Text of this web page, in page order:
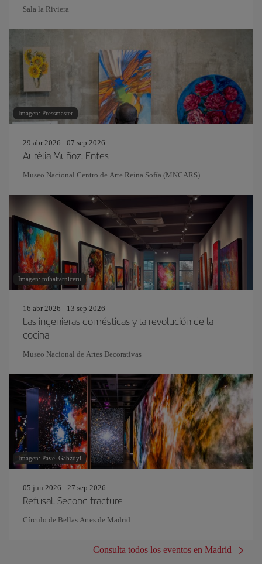
Sala la Riviera
Imagen: Pressmaster
29 abr 2026 - 07 sep 2026
Aurèlia Muñoz. Entes
Museo Nacional Centro de Arte Reina Sofía (MNCARS)
Imagen: mihaitarniceru
16 abr 2026 - 13 sep 2026
Las ingenieras domésticas y la revolución de la
cocina
Museo Nacional de Artes Decorativas
Imagen: Pavel Gabzdyl
05 jun 2026 - 27 sep 2026
Refusal. Second fracture
Círculo de Bellas Artes de Madrid
Consulta todos los eventos en Madrid